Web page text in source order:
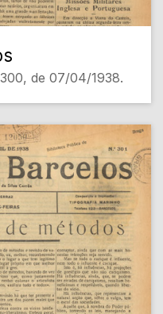
de 07/04/1938.